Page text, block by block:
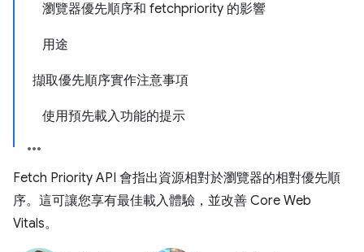
瀏覽器優先順序和 fetchpriority 的影響
用途
擷取優先順序實作注意事項
使用預先載入功能的提示
Fetch Priority API 會指出資源相對於瀏覽器的相對優先順
序。這可讓您享有最佳載入體驗，並改善 Core Web
Vitals。